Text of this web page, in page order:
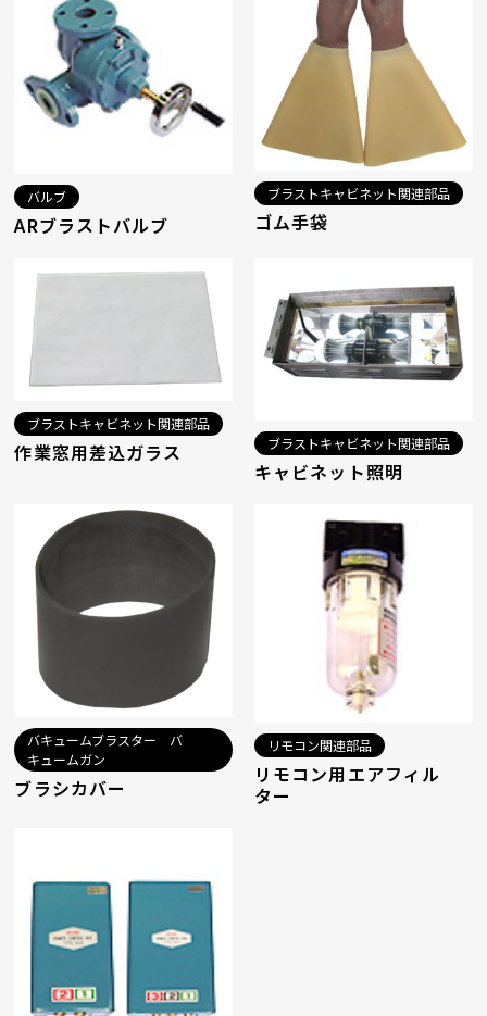
バルブ
ARブラストバルブ
ブラストキャビネット関連部品
ゴム手袋
ブラストキャビネット関連部品
作業窓用差込ガラス ブラストキャビネット関連部品
キャビネット照明
バキュームブラスター バ
キュームガン
ブラシカバー
リモコン関連部品
リモコン用エアフィル
ター